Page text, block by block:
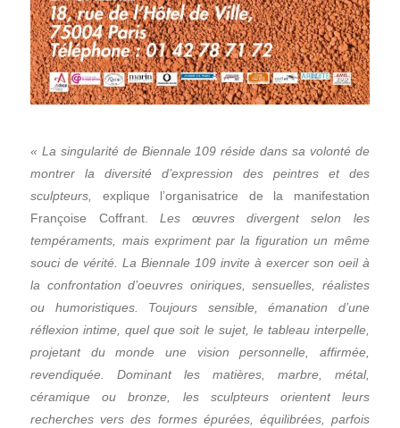
« La singularité de Biennale 109 réside dans sa volonté de
montrer la diversité d’expression des peintres et des
sculpteurs,
explique l’organisatrice de la manifestation
Françoise Coffrant. Les œuvres divergent selon les
tempéraments, mais expriment par la figuration un même
souci de vérité. La Biennale 109 invite à exercer son oeil à
la confrontation d’oeuvres oniriques, sensuelles, réalistes
ou humoristiques. Toujours sensible, émanation d’une
réflexion intime, quel que soit le sujet, le tableau interpelle,
projetant du monde une vision personnelle, affirmée,
revendiquée. Dominant les matières, marbre, métal,
céramique ou bronze, les sculpteurs orientent leurs
recherches vers des formes épurées, équilibrées, parfois